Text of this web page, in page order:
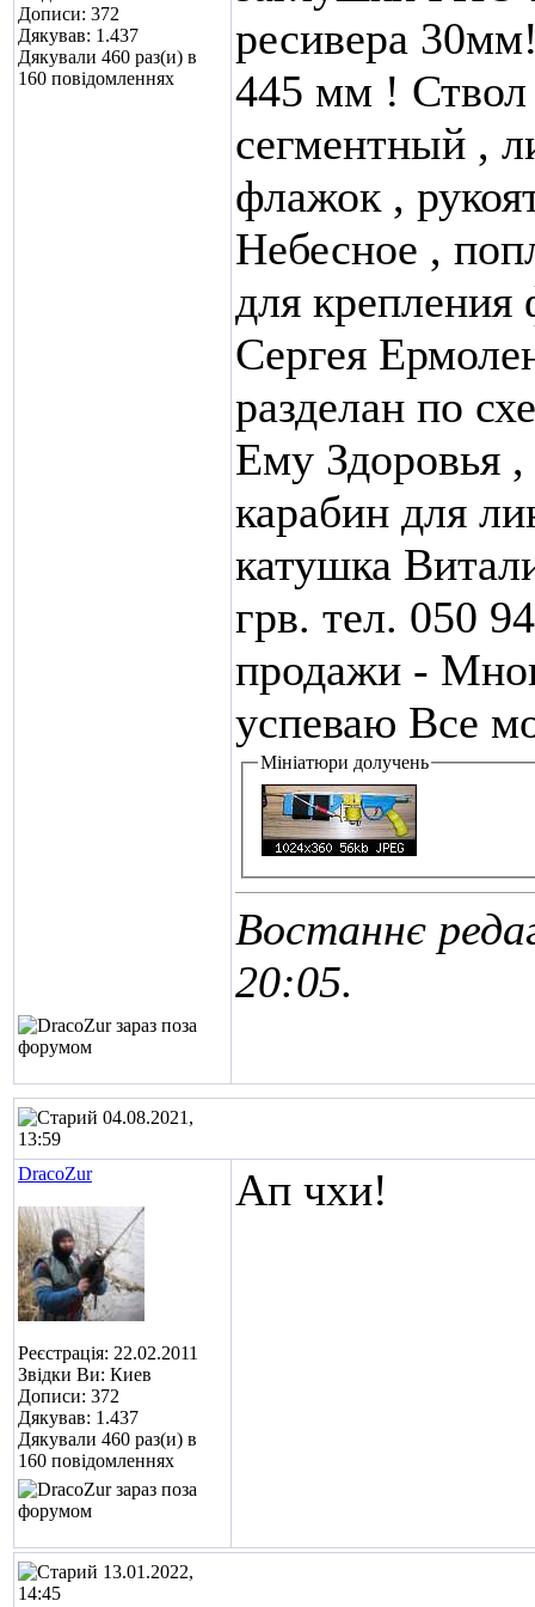
Дописи: 372
Дякував: 1.437
Дякували 460 раз(и) в
160 повідомленнях
ресивера
445 мм !
сегментный ,
флажок ,
Небесное ,
для крепления
Сергея
разделан по
Ему Здоровья
карабин для
катушка
грв. тел. 050
продажи -
успеваю Все
Мініатюри долучень
Востаннє
20:05.
04.08.2021,
13:59
DracoZur
Реєстрація: 22.02.2011
Звідки Ви: Киев
Дописи: 372
Дякував: 1.437
Дякували 460 раз(и) в
160 повідомленнях
Ап чхи!
13.01.2022,
14:45